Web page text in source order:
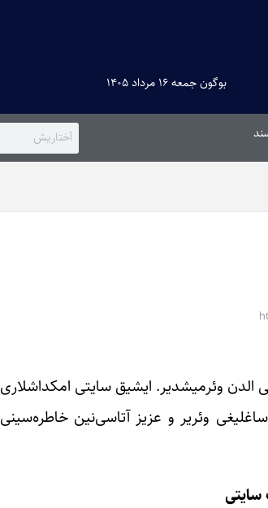
بوگون جمعه ۱۶ مرداد ۱۴۰۵
الدن وئرمیشدیر. ایشیق سایتی امکداشلاری
وئریر و عزیز آتاسی‌نین خاطره‌سینی
سایتی